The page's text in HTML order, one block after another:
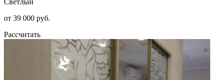
от 39 000 руб.
Рассчитать